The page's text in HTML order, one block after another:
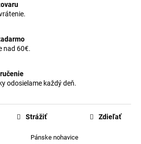
nad 60€.
odosielame každý deň.
Pánske nohavice
Strážiť Zdieľať